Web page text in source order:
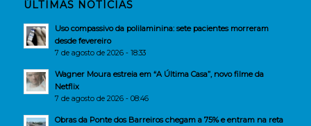
ÚLTIMAS NOTÍCIAS
Uso compassivo da polilaminina: sete pacientes morreram
desde fevereiro
7 de agosto de 2026 - 18:33
Wagner Moura estreia em “A Última Casa”, novo filme da
Netflix
7 de agosto de 2026 - 08:46
Obras da Ponte dos Barreiros chegam a 75% e entram na reta